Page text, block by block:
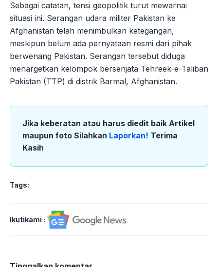
Sebagai catatan, tensi geopolitik turut mewarnai
situasi ini. Serangan udara militer Pakistan ke
Afghanistan telah menimbulkan ketegangan,
meskipun belum ada pernyataan resmi dari pihak
berwenang Pakistan. Serangan tersebut diduga
menargetkan kelompok bersenjata Tehreek-e-Taliban
Pakistan (TTP) di distrik Barmal, Afghanistan.
Jika keberatan atau harus diedit baik Artikel
maupun foto Silahkan Laporkan! Terima
Kasih
Tags:
Ikutikami :